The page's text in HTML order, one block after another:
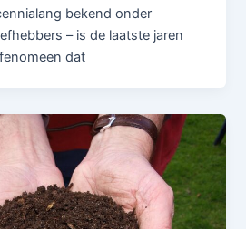
bekend onder
– is de laatste jaren
dat